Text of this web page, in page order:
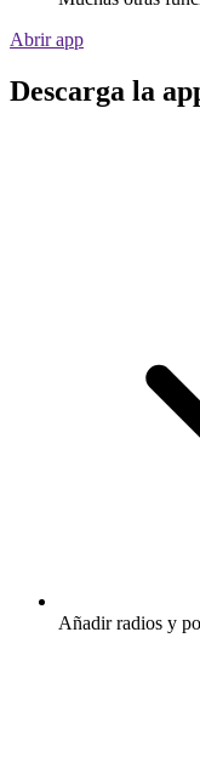
Abrir app
Descarga la
Añadir radios y